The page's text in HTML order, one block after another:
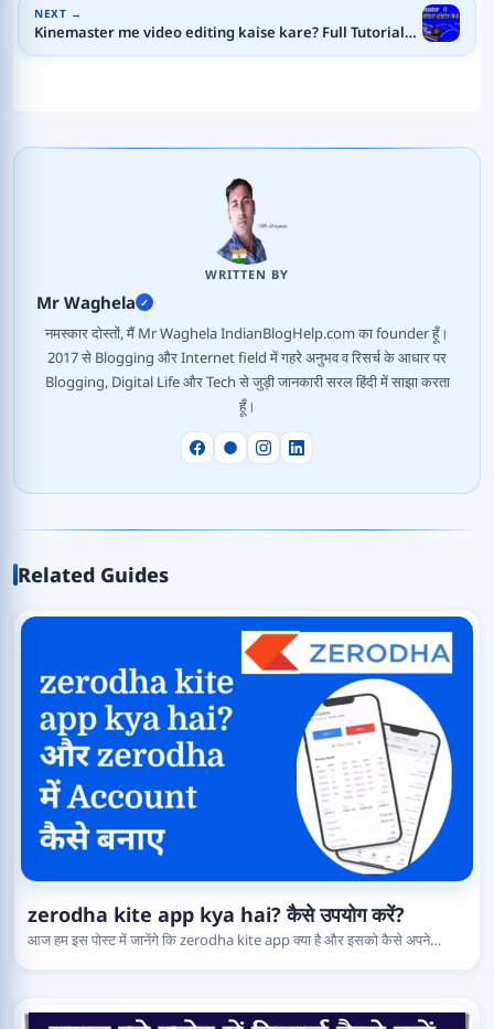
NEXT →
Kinemaster me video editing kaise kare? Full Tutorial…
WRITTEN BY
Mr Waghela ✓
नमस्कार दोस्तों, मैं Mr Waghela IndianBlogHelp.com का founder हूँ।
2017 से Blogging और Internet field में गहरे अनुभव व रिसर्च के आधार पर
Blogging, Digital Life और Tech से जुड़ी जानकारी सरल हिंदी में साझा करता
हूँ।
Related Guides
zerodha kite app kya hai? कैसे उपयोग करें?
आज हम इस पोस्ट में जानेंगे कि zerodha kite app क्या है और इसको कैसे अपने…